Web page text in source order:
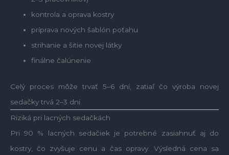
kontrola a oprava kostry
príprava nových šablón poťahu
strihanie a šitie novej látky
finálne čalúnenie
Celý proces môže trvať 5–6 dní, zatiaľ čo výroba novej
sedačky trvá 2–3 dni.
Riziká pri lacných sedačkách
Pri 90 % lacných sedačiek je potrebné zasiahnuť aj do
kostry, čo zvyšuje cenu a čas opravy. Výsledná cena sa